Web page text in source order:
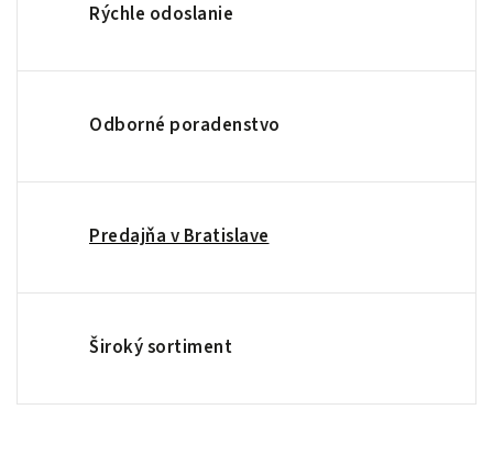
Rýchle odoslanie
Odborné poradenstvo
Predajňa v Bratislave
Široký sortiment